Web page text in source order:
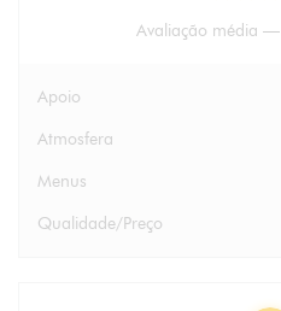
Avaliação média —
Apoio
Atmosfera
Menus
Qualidade/Preço